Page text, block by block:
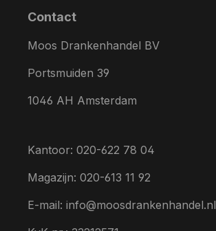
Contact
Moos Drankenhandel BV
Portsmuiden 39
1046 AH Amsterdam
Kantoor: 020-622 78 04
Magazijn: 020-613 11 92
E-mail: info@moosdrankenhandel.nl